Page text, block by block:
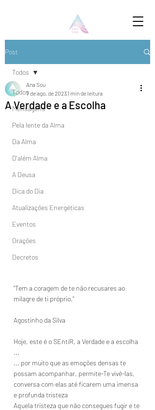
Post
Todos
Mensagens
Pela lente da Alma
Da Alma
D'além Alma
A Deusa
Dica do Dia
Atualizações Energéticas
Eventos
Orações
Decretos
Todos
A Verdade e a Escolha
Ana Sou
7 de ago. de 2023 1 min de leitura
"Tem a coragem de te não recusares ao
milagre de ti próprio."
Agostinho da Silva
Hoje, este é o SEntiR, a Verdade e a escolha
...
... por muito que as emoções densas te
possam acompanhar, permite-Te vivê-las,
conversa com elas até ficarem uma imensa
e profunda tristeza
Aquela tristeza que não consegues fugir e te